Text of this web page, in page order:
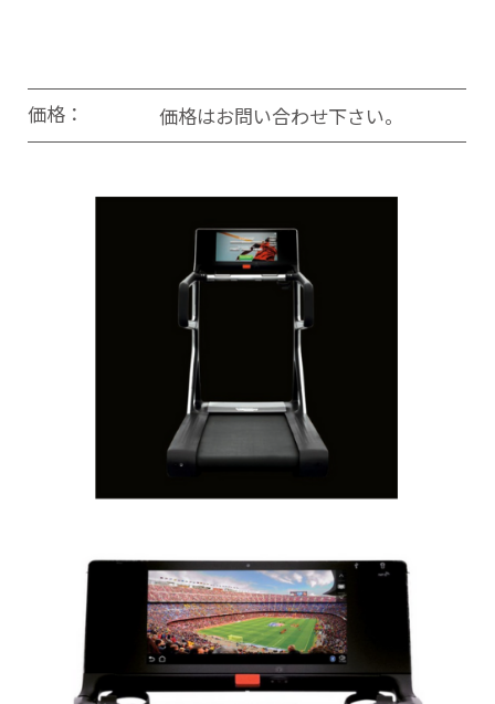
価格： 価格はお問い合わせ下さい。